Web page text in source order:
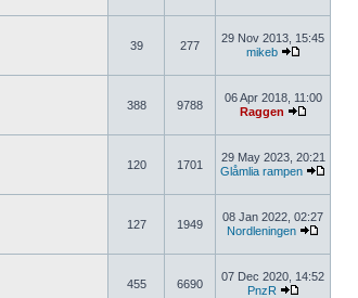
39 277
29 Nov 2013, 15:45
mikeb
388 9788
06 Apr 2018, 11:00
Raggen
120 1701
29 May 2023, 20:21
Glåmlia rampen
127 1949
08 Jan 2022, 02:27
Nordleningen
455 6690
07 Dec 2020, 14:52
PnzR